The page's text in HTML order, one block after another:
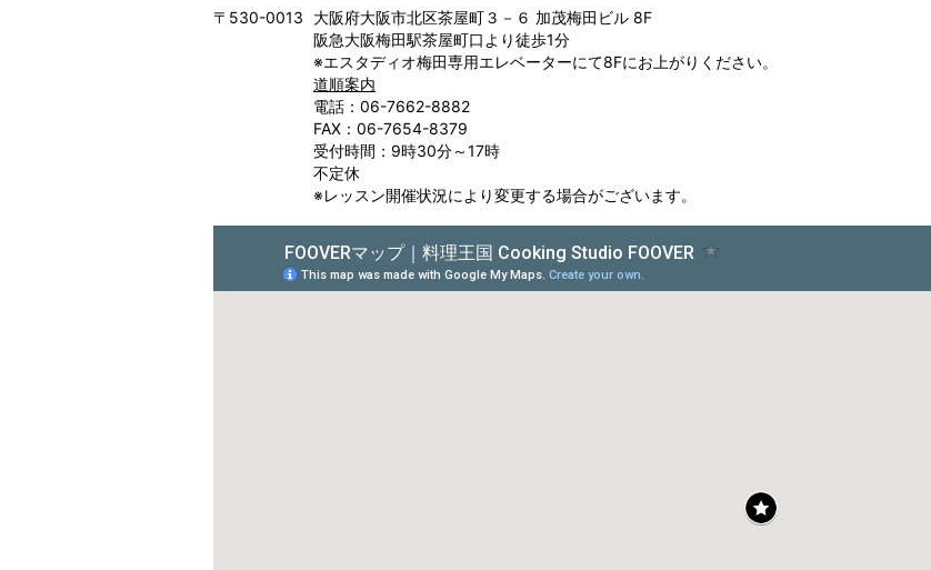
〒530-0013
大阪府大阪市北区茶屋町３－６ 加茂梅田ビル 8F
阪急大阪梅田駅茶屋町口より徒歩1分
※エスタディオ梅田専用エレベーターにて8Fにお上がりください。
道順案内
電話：06-7662-8882
FAX：06-7654-8379
受付時間：9時30分～17時
不定休
※レッスン開催状況により変更する場合がございます。